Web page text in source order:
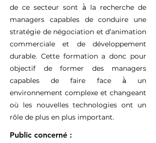
de ce secteur sont à̀ la recherche de
managers capables de conduire une
stratégie de négociation et d’animation
commerciale et de développement
durable. Cette formation a donc pour
objectif de former des managers
capables de faire face à̀ un
environnement complexe et changeant
où les nouvelles technologies ont un
rôle de plus en plus important.
Public concerné :